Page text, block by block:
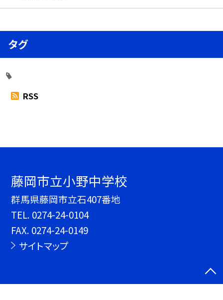
タグ
RSS
藤岡市立小野中学校
群馬県藤岡市立石407番地
TEL. 0274-24-0104
FAX. 0274-24-0149
サイトマップ